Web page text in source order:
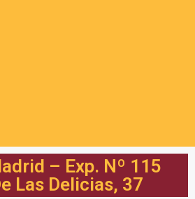
– Exp. Nº 115
Las Delicias, 37